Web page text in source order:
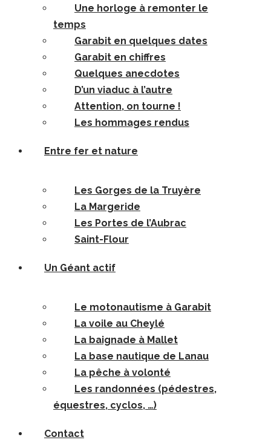
Une horloge à remonter le
temps
Garabit en quelques dates
Garabit en chiffres
Quelques anecdotes
D’un viaduc à l’autre
Attention, on tourne !
Les hommages rendus
Entre fer et nature
Les Gorges de la Truyère
La Margeride
Les Portes de l’Aubrac
Saint-Flour
Un Géant actif
Le motonautisme à Garabit
La voile au Cheylé
La baignade à Mallet
La base nautique de Lanau
La pêche à volonté
Les randonnées (pédestres,
équestres, cyclos, …)
Contact